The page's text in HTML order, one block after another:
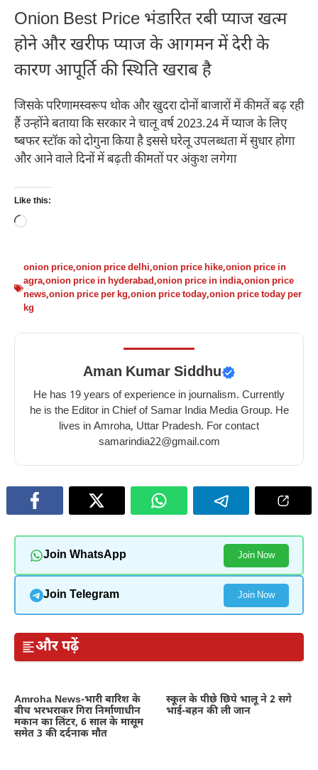
Onion Best Price भंडारित रबी प्याज खत्म
होने और खरीफ प्याज के आगमन में देरी के
कारण आपूर्ति की स्थिति खराब है
जिसके परिणामस्वरूप थोक और खुदरा दोनों बाजारों में कीमतें बढ़ रही
हैं उन्होंने बताया कि सरकार ने चालू वर्ष 2023.24 में प्याज के लिए
ष्बफर स्टॉक को दोगुना किया है इससे घरेलू उपलब्धता में सुधार होगा
और आने वाले दिनों में बढ़ती कीमतों पर अंकुश लगेगा
Like this:
Loading…
onion price,onion price delhi,onion price hike,onion price in
agra,onion price in hyderabad,onion price in india,onion price
news,onion price per kg,onion price today,onion price today per
kg
Aman Kumar Siddhu
He has 19 years of experience in journalism. Currently
he is the Editor in Chief of Samar India Media Group. He
lives in Amroha, Uttar Pradesh. For contact
samarindia22@gmail.com
Join WhatsApp Join Now
Join Telegram Join Now
और पढ़ें
Amroha News-भारी बारिश के
बीच भरभराकर गिरा निर्माणाधीन
मकान का लिंटर, 6 साल के मासूम
समेत 3 की दर्दनाक मौत
स्कूल के पीछे छिपे भालू ने 2 सगे
भाई-बहन की ली जान